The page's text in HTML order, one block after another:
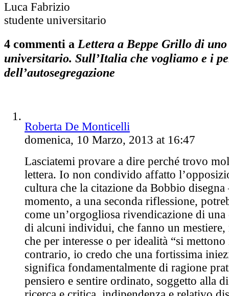
Luca Fabrizio
studente universitario
4 commenti a Lettera a Beppe Grillo di uno
universitario. Sull’Italia che vogliamo e i
dell’autosegregazione
Roberta De Monticelli
domenica, 10 Marzo, 2013 at 16:47
Lasciatemi provare a dire perché trovo
lettera. Io non condivido affatto
cultura che la citazione da Bobbio
momento, a una seconda riflessione,
come un’orgogliosa rivendicazione di una
di alcuni individui, che fanno un mestiere,
che per interesse o per idealità “si
contrario, io credo che una fortissima
significa fondamentalmente di ragione
pensiero e sentire ordinato, soggetto alla